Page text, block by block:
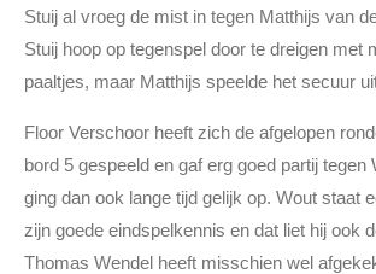
Stuij al vroeg de mist in tegen Matthijs van
Stuij hoop op tegenspel door te dreigen met
paaltjes, maar Matthijs speelde het secuur
Floor Verschoor heeft zich de afgelopen
bord 5 gespeeld en gaf erg goed partij tegen
ging dan ook lange tijd gelijk op. Wout staat
zijn goede eindspelkennis en dat liet hij ook
Thomas Wendel heeft misschien wel